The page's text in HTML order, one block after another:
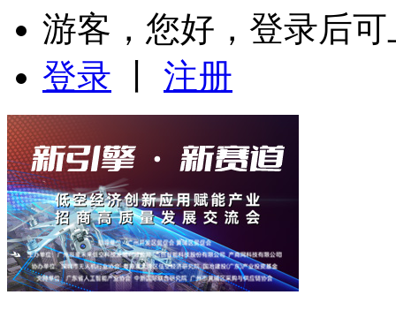
游客，您好，登录后
登录
注册